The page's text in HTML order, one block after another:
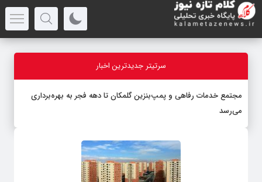
سرتیتر جدیدترین اخبار
مجتمع خدمات رفاهی و پمپ‌بنزین گلمکان تا دهه فجر به بهره‌برداری
می‌رسد